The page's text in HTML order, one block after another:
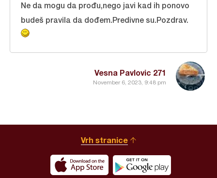
Vesna Pavlovic 271
November 6, 2023, 9:48 pm
Ne da mogu da prođu,nego javi kad ih ponovo
budeš pravila da dođem.Predivne su.Pozdrav.
Vrh stranice